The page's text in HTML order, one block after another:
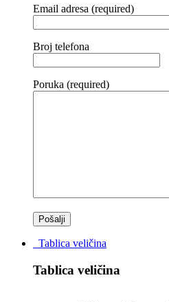
Email adresa (required)
Broj telefona
Poruka (required)
Tablica veličina
Tablica veličina